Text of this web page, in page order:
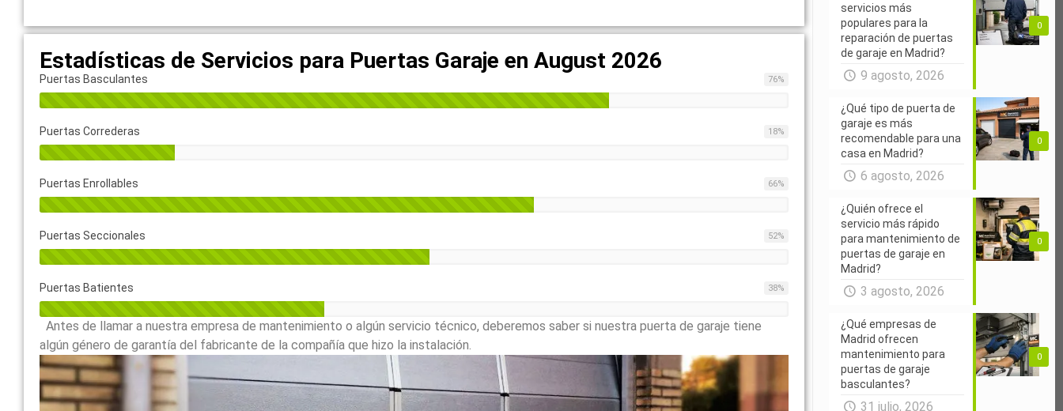
Estadísticas de Servicios para Puertas Garaje en August 2026
Puertas Basculantes 76%
Puertas Correderas 18%
Puertas Enrollables 66%
Puertas Seccionales 52%
Puertas Batientes 38%
Antes de llamar a nuestra empresa de mantenimiento o algún servicio técnico, deberemos saber si nuestra puerta de garaje tiene
algún género de garantía del fabricante de la compañía que hizo la instalación.
0
servicios más
populares para la
reparación de puertas
de garaje en Madrid?
9 agosto, 2026
0
¿Qué tipo de puerta de
garaje es más
recomendable para una
casa en Madrid?
6 agosto, 2026
0
¿Quién ofrece el
servicio más rápido
para mantenimiento de
puertas de garaje en
Madrid?
3 agosto, 2026
0
¿Qué empresas de
Madrid ofrecen
mantenimiento para
puertas de garaje
basculantes?
31 julio, 2026